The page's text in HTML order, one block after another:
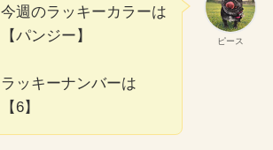
ピース
今週のラッキーカラーは
【パンジー】
ラッキーナンバーは
【6】